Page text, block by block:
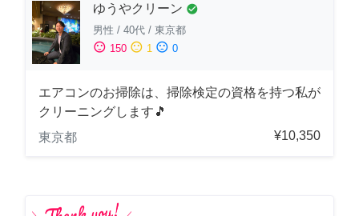
ゆうやクリーン check_circle
男性 / 40代 / 東京都
sentiment_satisfied 150 sentiment_neutral 1 sentiment_dissatisfied 0
エアコンのお掃除は、掃除検定の資格を持つ私が
クリーニングします🎵
東京都
¥10,350